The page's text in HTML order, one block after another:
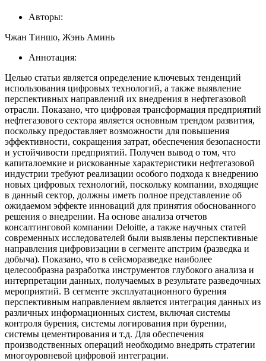
Авторы:
Чжан Тиншо, Жэнь Аминь
Аннотация:
Целью статьи является определение ключевых тенденций
использования цифровых технологий, а также выявление
перспективных направлений их внедрения в нефтегазовой
отрасли. Показано, что цифровая трансформация предприятий
нефтегазового сектора является основным трендом развития,
поскольку предоставляет возможности для повышения
эффективности, сокращения затрат, обеспечения безопасности
и устойчивости предприятий. Получен вывод о том, что
капиталоемкие и рискованные характеристики нефтегазовой
индустрии требуют реализации особого подхода к внедрению
новых цифровых технологий, поскольку компании, входящие
в данный сектор, должны иметь полное представление об
ожидаемом эффекте инноваций для принятия обоснованного
решения о внедрении. На основе анализа отчетов
консалтинговой компании Deloitte, а также научных статей
современных исследователей были выявлены перспективные
направления цифровизации в сегменте апстрим (разведка и
добыча). Показано, что в сейсморазведке наиболее
целесообразна разработка инструментов глубокого анализа и
интерпретации данных, получаемых в результате разведочных
мероприятий. В сегменте эксплуатационного бурения
перспективным направлением является интеграция данных из
различных информационных систем, включая системы
контроля бурения, системы логирования при бурении,
системы цементирования и т.д. Для обеспечения
производственных операций необходимо внедрять стратегии
многоуровневой цифровой интеграции.